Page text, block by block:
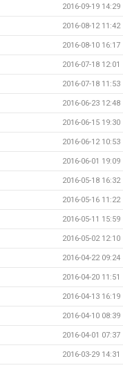
2016-09-19 14:29
2016-08-12 11:42
2016-08-10 16:17
2016-07-18 12:01
2016-07-18 11:53
2016-06-23 12:48
2016-06-15 19:30
2016-06-12 10:53
2016-06-01 19:09
2016-05-18 16:32
2016-05-16 11:22
2016-05-11 15:59
2016-05-02 12:10
2016-04-22 09:24
2016-04-20 11:51
2016-04-13 16:19
2016-04-10 08:39
2016-04-01 07:37
2016-03-29 14:31